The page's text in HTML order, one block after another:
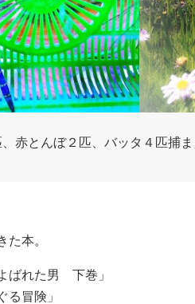
赤とんぼ２匹、バッタ４匹捕ま
た本。
ばれた男 下巻」
冒険」